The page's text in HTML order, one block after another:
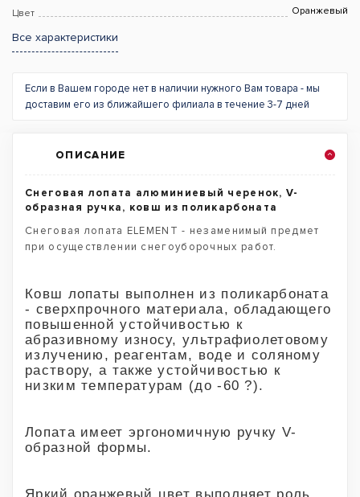
Цвет Оранжевый
Все характеристики
Если в Вашем городе нет в наличии нужного Вам товара - мы
доставим его из ближайшего филиала в течение 3-7 дней
ОПИСАНИЕ
Снеговая лопата алюминиевый черенок, V-
образная ручка, ковш из поликарбоната
Снеговая лопата ELEMENT - незаменимый предмет
при осуществлении снегоуборочных работ.
Ковш лопаты выполнен из поликарбоната
- сверхпрочного материала, обладающего
повышенной устойчивостью к
абразивному износу, ультрафиолетовому
излучению, реагентам, воде и соляному
раствору, а также устойчивостью к
низким температурам (до -60 ?).
Лопата имеет эргономичную ручку V-
образной формы.
Яркий оранжевый цвет выполняет роль